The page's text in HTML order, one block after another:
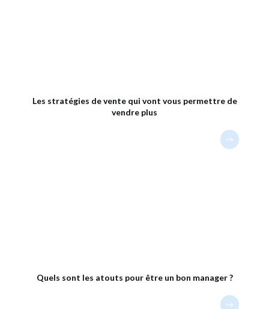
Les stratégies de vente qui vont vous permettre de
vendre plus
Quels sont les atouts pour être un bon manager ?